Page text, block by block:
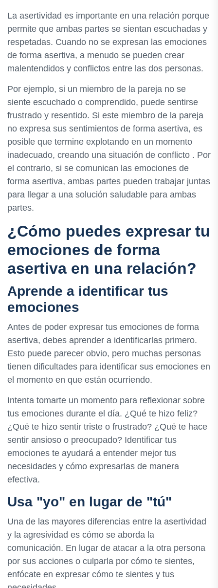
La asertividad es importante en una relación porque
permite que ambas partes se sientan escuchadas y
respetadas. Cuando no se expresan las emociones
de forma asertiva, a menudo se pueden crear
malentendidos y conflictos entre las dos personas.
Por ejemplo, si un miembro de la pareja no se
siente escuchado o comprendido, puede sentirse
frustrado y resentido. Si este miembro de la pareja
no expresa sus sentimientos de forma asertiva, es
posible que termine explotando en un momento
inadecuado, creando una situación de conflicto . Por
el contrario, si se comunican las emociones de
forma asertiva, ambas partes pueden trabajar juntas
para llegar a una solución saludable para ambas
partes.
¿Cómo puedes expresar tu
emociones de forma
asertiva en una relación?
Aprende a identificar tus
emociones
Antes de poder expresar tus emociones de forma
asertiva, debes aprender a identificarlas primero.
Esto puede parecer obvio, pero muchas personas
tienen dificultades para identificar sus emociones en
el momento en que están ocurriendo.
Intenta tomarte un momento para reflexionar sobre
tus emociones durante el día. ¿Qué te hizo feliz?
¿Qué te hizo sentir triste o frustrado? ¿Qué te hace
sentir ansioso o preocupado? Identificar tus
emociones te ayudará a entender mejor tus
necesidades y cómo expresarlas de manera
efectiva.
Usa "yo" en lugar de "tú"
Una de las mayores diferencias entre la asertividad
y la agresividad es cómo se aborda la
comunicación. En lugar de atacar a la otra persona
por sus acciones o culparla por cómo te sientes,
enfócate en expresar cómo te sientes y tus